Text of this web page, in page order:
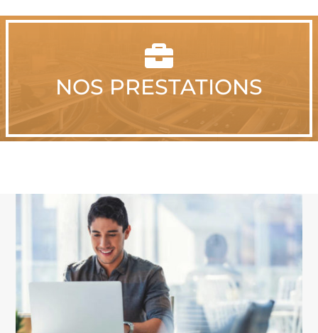

NOS PRESTATIONS